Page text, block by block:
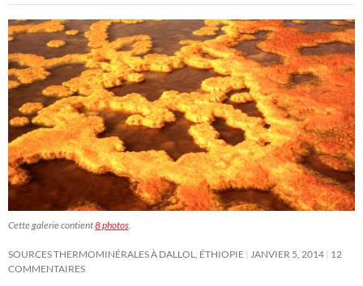
Cette galerie contient8 photos.
SOURCES THERMOMINÉRALES À DALLOL, ÉTHIOPIE JANVIER 5, 2014 12
COMMENTAIRES